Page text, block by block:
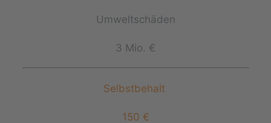
Umweltschäden
3 Mio. €
Selbstbehalt
150 €